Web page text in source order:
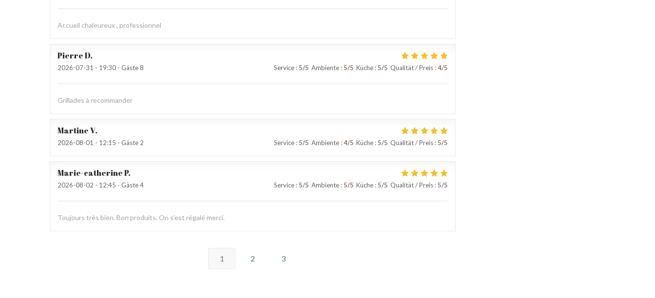
Accueil chaleureux , professionnel
PierreD
2026-07-31 - 19:30 - Gäste 8 Service: 5/5 Ambiente: 5/5 Küche: 5/5 Qualität / Preis: 4/5
Grillades à recommander
MartineV
2026-08-01 - 12:15 - Gäste 2 Service: 5/5 Ambiente: 4/5 Küche: 5/5 Qualität / Preis: 5/5
Marie-catherineP
2026-08-02 - 12:45 - Gäste 4 Service: 5/5 Ambiente: 5/5 Küche: 5/5 Qualität / Preis: 5/5
Toujours très bien. Bon produits. On s’est régalé merci.
1 2 3